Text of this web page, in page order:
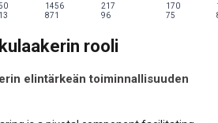
1456 217 170
871 96 75
rooli
elintärkeän toiminnallisuuden